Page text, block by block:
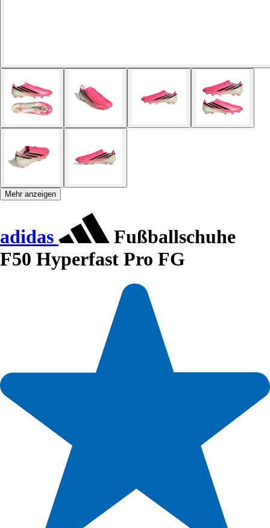
Mehr anzeigen
adidas
Fußballschuhe
F50 Hyperfast Pro FG